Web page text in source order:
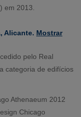
em 2013.
Alicante. Mostrar
pelo Real
categoria de edifícios
Athenaeum 2012
Chicago